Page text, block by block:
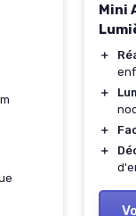
Mini
＋
＋
＋
＋